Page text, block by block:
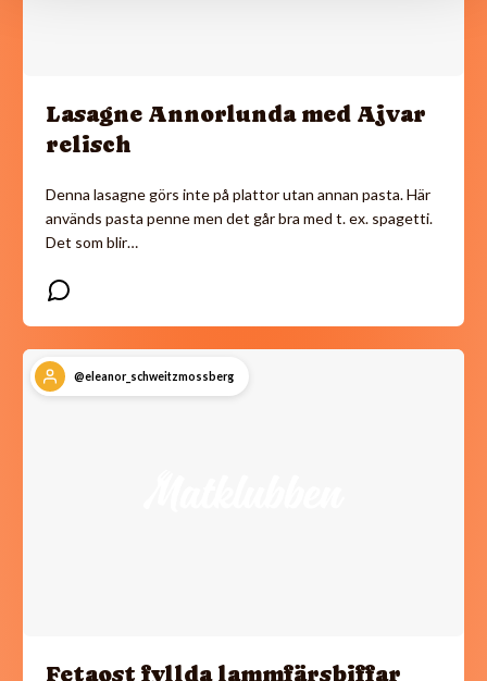
Lasagne Annorlunda med Ajvar
relisch
Denna lasagne görs inte på plattor utan annan pasta. Här
används pasta penne men det går bra med t. ex. spagetti.
Det som blir…
@eleanor_schweitzmossberg
Fetaost fyllda lammfärsbiffar